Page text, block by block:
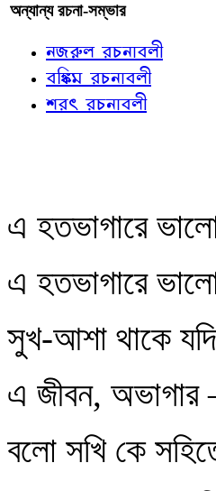
অন্যান্য রচনা-সম্ভার
নজরুল রচনাবলী
বঙ্কিম রচনাবলী
শরৎ রচনাবলী
এ হতভাগারে
এ হতভাগারে
সুখ-আশা থাকে
এ জীবন,
বলো সখি কে